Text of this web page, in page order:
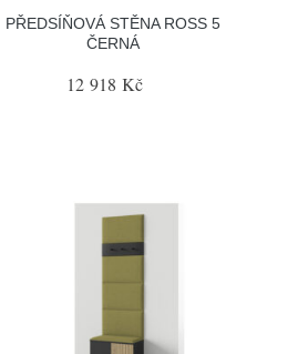
PŘEDSÍŇOVÁ STĚNA ROSS 5
ČERNÁ
12 918 Kč